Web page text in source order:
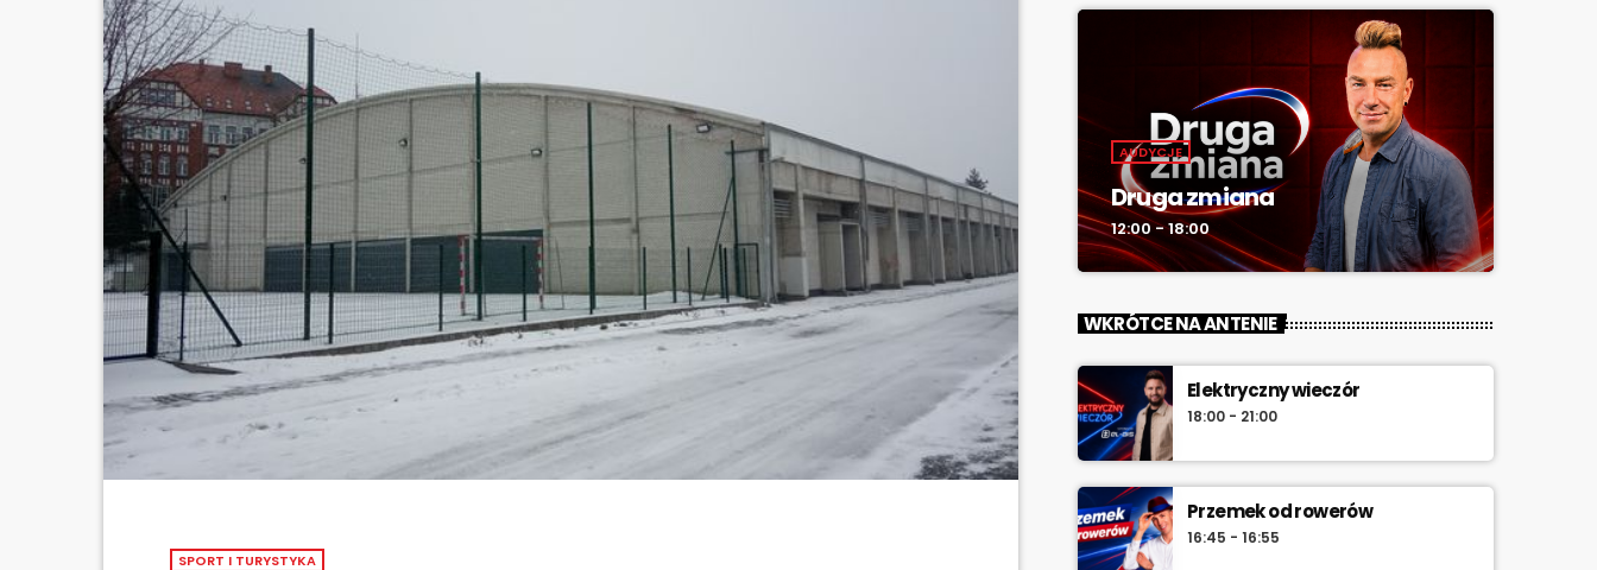
SPORT I TURYSTYKA
AUDYCJE
Druga zmiana
12:00 - 18:00
WKRÓTCE NA ANTENIE
Elektryczny wieczór
18:00 - 21:00
Przemek od rowerów
16:45 - 16:55